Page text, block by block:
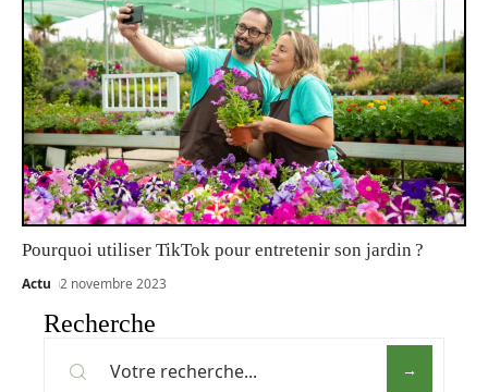
Pourquoi utiliser TikTok pour entretenir son jardin ?
Actu 2 novembre 2023
Recherche